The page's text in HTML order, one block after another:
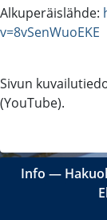
Alkuperäislähde:
v=8vSenWuoEKE
Sivun
(YouTube).
Info ―